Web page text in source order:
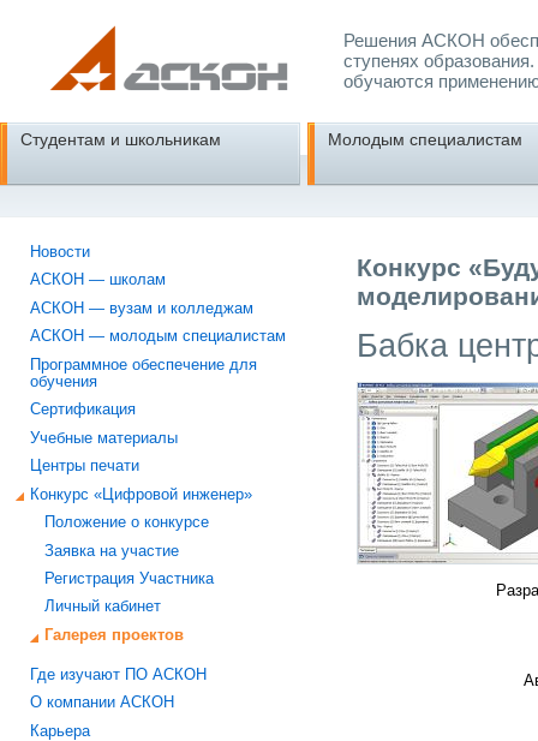
Решения АСКОН
ступенях
обучаются
Студентам и школьникам Молодым специалистам
Новости
АСКОН — школам
АСКОН — вузам и колледжам
АСКОН — молодым специалистам
Программное обеспечение для
обучения
Сертификация
Учебные материалы
Центры печати
Конкурс «Цифровой инженер»
Положение о конкурсе
Заявка на участие
Регистрация Участника
Личный кабинет
Галерея проектов
Где изучают ПО АСКОН
О компании АСКОН
Карьера
Конкурс
Бабка